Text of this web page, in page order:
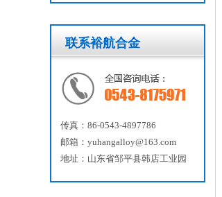
联系裕航合金
传真：86-0543-4897786
邮箱：yuhangalloy@163.com
地址：山东省邹平县韩店工业园